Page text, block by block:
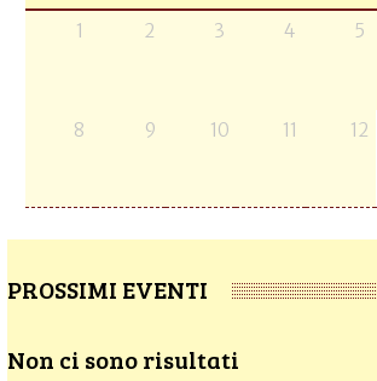
1 2 3 4 5
8 9 10 11 12
PROSSIMI EVENTI
Non ci sono risultati